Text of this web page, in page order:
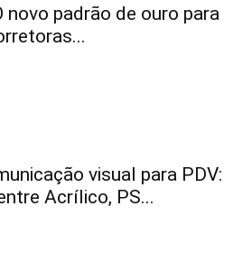
novo padrão de ouro para
visual para PDV:
Acrílico, PS...